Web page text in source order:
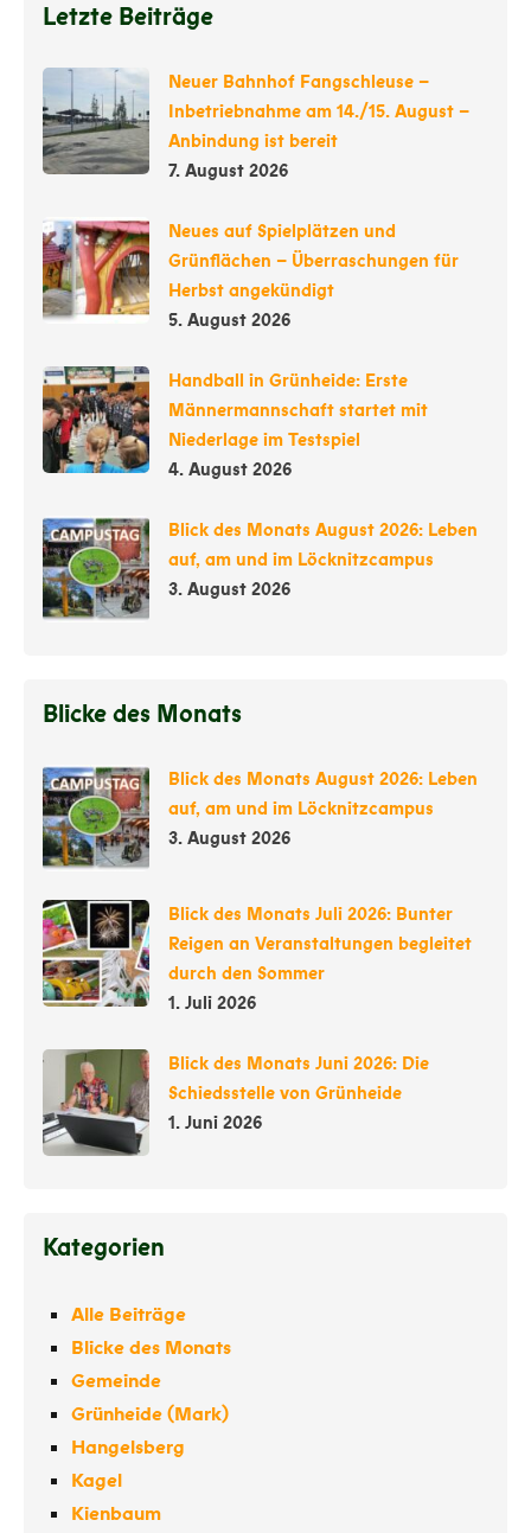
Letzte Beiträge
Neuer Bahnhof Fangschleuse –
Inbetriebnahme am 14./15. August –
Anbindung ist bereit
7. August 2026
Neues auf Spielplätzen und
Grünflächen – Überraschungen für
Herbst angekündigt
5. August 2026
Handball in Grünheide: Erste
Männermannschaft startet mit
Niederlage im Testspiel
4. August 2026
Blick des Monats August 2026: Leben
auf, am und im Löcknitzcampus
3. August 2026
Blicke des Monats
Blick des Monats August 2026: Leben
auf, am und im Löcknitzcampus
3. August 2026
Blick des Monats Juli 2026: Bunter
Reigen an Veranstaltungen begleitet
durch den Sommer
1. Juli 2026
Blick des Monats Juni 2026: Die
Schiedsstelle von Grünheide
1. Juni 2026
Kategorien
Alle Beiträge
Blicke des Monats
Gemeinde
Grünheide (Mark)
Hangelsberg
Kagel
Kienbaum